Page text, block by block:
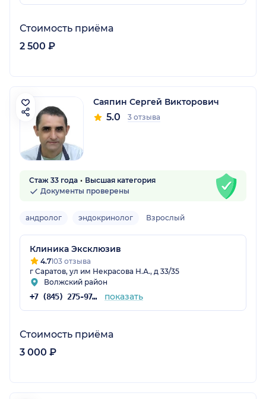
Стоимость приёма
2 500 ₽
Саяпин Сергей Викторович
5.0 3 отзыва
Стаж 33 года
Высшая категория
Документы проверены
андролог эндокринолог Взрослый
Клиника Эксклюзив
4.7103 отзыва
г Саратов, ул им Некрасова Н.А., д 33/35
Волжский район
+7 (845) 275-97-59 показать
Стоимость приёма
3 000 ₽